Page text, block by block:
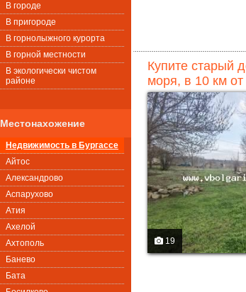
В городе
В пригороде
В горнолыжного курорта
В горной местности
В экологически чистом
районе
Местонахожение
Недвижимость в Бургассе
Айтос
Александрово
Аспарухово
Атия
Ахелой
Ахтополь
Банево
Бата
Купите старый
моря, в 10 км
19